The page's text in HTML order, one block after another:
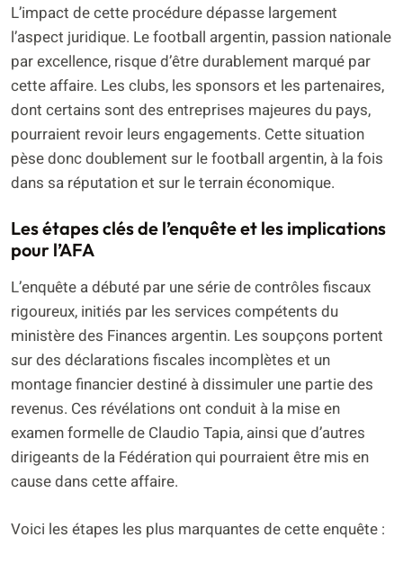
L’impact de cette procédure dépasse largement
l’aspect juridique. Le football argentin, passion nationale
par excellence, risque d’être durablement marqué par
cette affaire. Les clubs, les sponsors et les partenaires,
dont certains sont des entreprises majeures du pays,
pourraient revoir leurs engagements. Cette situation
pèse donc doublement sur le football argentin, à la fois
dans sa réputation et sur le terrain économique.
Les étapes clés de l’enquête et les implications
pour l’AFA
L’enquête a débuté par une série de contrôles fiscaux
rigoureux, initiés par les services compétents du
ministère des Finances argentin. Les soupçons portent
sur des déclarations fiscales incomplètes et un
montage financier destiné à dissimuler une partie des
revenus. Ces révélations ont conduit à la mise en
examen formelle de Claudio Tapia, ainsi que d’autres
dirigeants de la Fédération qui pourraient être mis en
cause dans cette affaire.
Voici les étapes les plus marquantes de cette enquête :